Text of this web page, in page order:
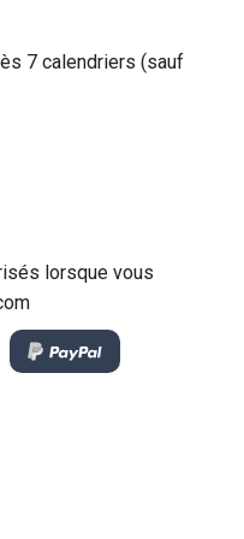
des jardins et des
Ce
dans les jardins fleuris
par ces
Monet, "Le Bassin
et
inspiré de leurs
Moderne
l'Art Moderne
7 calendriers (sauf
lorsque vous